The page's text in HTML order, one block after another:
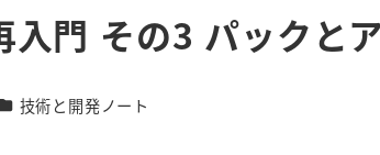
門 その3 パックと
テゴリー
技術と開発ノート